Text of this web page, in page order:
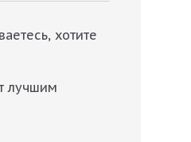
хотите
лучшим